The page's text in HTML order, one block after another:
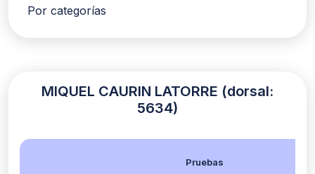
Por categorías
MIQUEL CAURIN LATORRE (dorsal:
5634)
Pruebas